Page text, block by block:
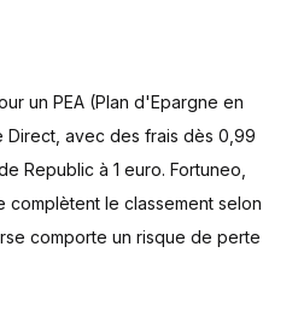
compte courant associé ?
des banques à ce sujet
de son PEA ?
les frais avec sa banque
coûts
un PEA (Plan d'Epargne en
Direct, avec des frais dès 0,99
Republic à 1 euro. Fortuneo,
complètent le classement selon
comporte un risque de perte